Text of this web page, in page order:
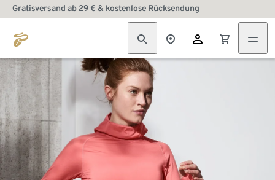
Gratisversand ab 29 € & kostenlose Rücksendung